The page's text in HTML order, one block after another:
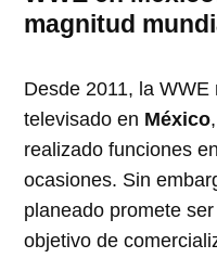
magnitud
Desde 2011, la
televisado en México
realizado funciones
ocasiones. Sin
planeado promete
objetivo de